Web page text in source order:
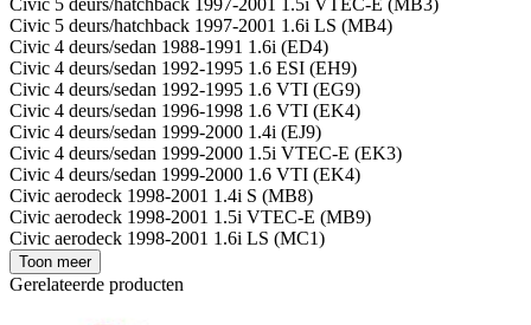
Civic 5 deurs/hatchback 1997-2001 1.5i VTEC-E (MB3)
Civic 5 deurs/hatchback 1997-2001 1.6i LS (MB4)
Civic 4 deurs/sedan 1988-1991 1.6i (ED4)
Civic 4 deurs/sedan 1992-1995 1.6 ESI (EH9)
Civic 4 deurs/sedan 1992-1995 1.6 VTI (EG9)
Civic 4 deurs/sedan 1996-1998 1.6 VTI (EK4)
Civic 4 deurs/sedan 1999-2000 1.4i (EJ9)
Civic 4 deurs/sedan 1999-2000 1.5i VTEC-E (EK3)
Civic 4 deurs/sedan 1999-2000 1.6 VTI (EK4)
Civic aerodeck 1998-2001 1.4i S (MB8)
Civic aerodeck 1998-2001 1.5i VTEC-E (MB9)
Civic aerodeck 1998-2001 1.6i LS (MC1)
Toon meer
Gerelateerde producten